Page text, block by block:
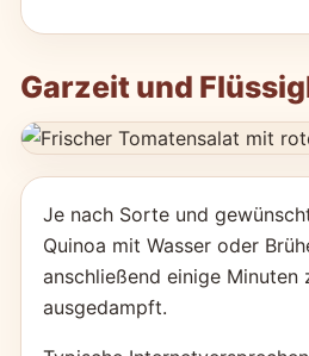
Garzeit und
Je nach Sorte und
Quinoa mit Wasser oder
anschließend einige Minuten
ausgedampft.